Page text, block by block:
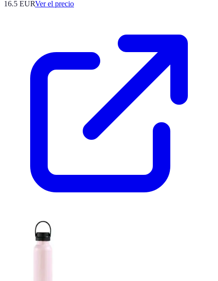
16.5 EURVer el precio